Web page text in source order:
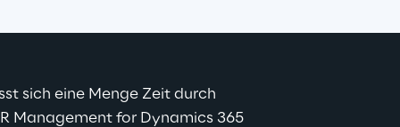
sich eine Menge Zeit durch
Management for Dynamics 365